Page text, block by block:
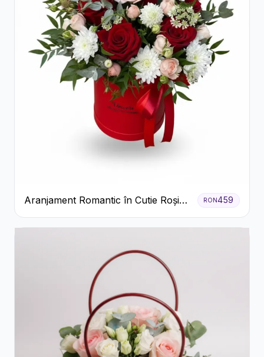
Aranjament Romantic în Cutie Roșie
cu Trandafiri și Crizanteme
RON459